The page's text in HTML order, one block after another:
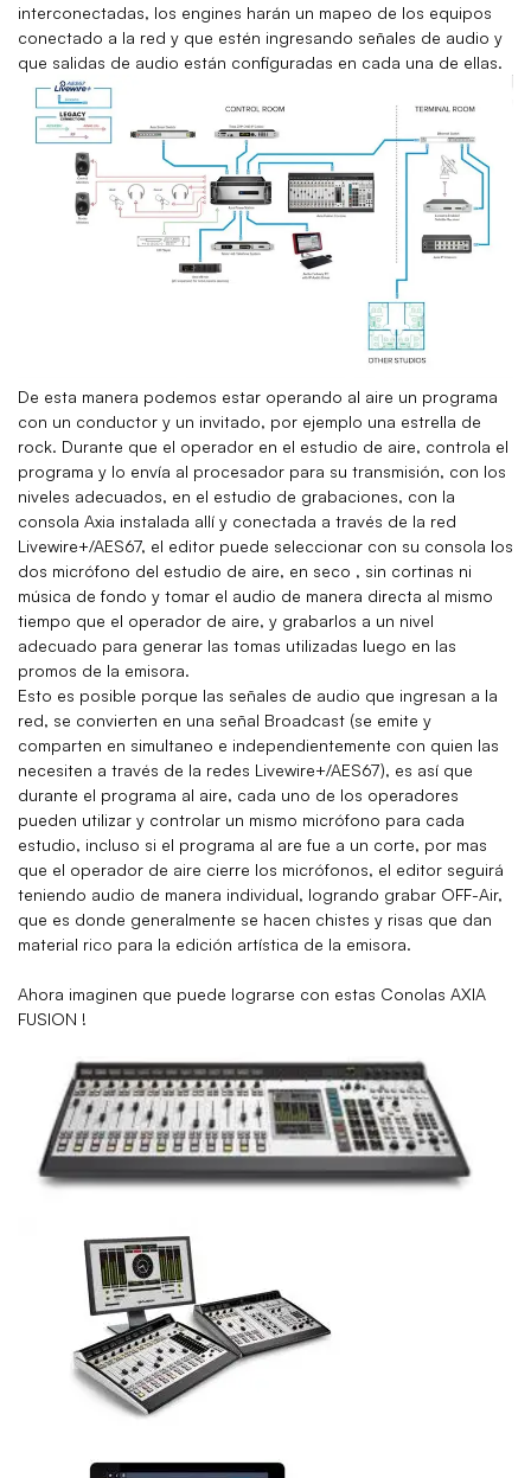
interconectadas, los engines harán un mapeo de los equipos
conectado a la red y que estén ingresando señales de audio y
que salidas de audio están configuradas en cada una de ellas.
De esta manera podemos estar operando al aire un programa
con un conductor y un invitado, por ejemplo una estrella de
rock. Durante que el operador en el estudio de aire, controla el
programa y lo envía al procesador para su transmisión, con los
niveles adecuados, en el estudio de grabaciones, con la
consola Axia instalada allí y conectada a través de la red
Livewire+/AES67, el editor puede seleccionar con su consola los
dos micrófono del estudio de aire, en seco , sin cortinas ni
música de fondo y tomar el audio de manera directa al mismo
tiempo que el operador de aire, y grabarlos a un nivel
adecuado para generar las tomas utilizadas luego en las
promos de la emisora.
Esto es posible porque las señales de audio que ingresan a la
red, se convierten en una señal Broadcast (se emite y
comparten en simultaneo e independientemente con quien las
necesiten a través de la redes Livewire+/AES67), es así que
durante el programa al aire, cada uno de los operadores
pueden utilizar y controlar un mismo micrófono para cada
estudio, incluso si el programa al are fue a un corte, por mas
que el operador de aire cierre los micrófonos, el editor seguirá
teniendo audio de manera individual, logrando grabar OFF-Air,
que es donde generalmente se hacen chistes y risas que dan
material rico para la edición artística de la emisora.
Ahora imaginen que puede lograrse con estas Conolas AXIA
FUSION !